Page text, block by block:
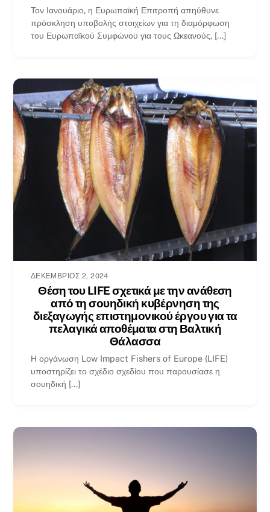
Τον Ιανουάριο, η Ευρωπαϊκή Επιτροπή απηύθυνε
πρόσκληση υποβολής στοιχείων για τη διαμόρφωση
του Ευρωπαϊκού Συμφώνου για τους Ωκεανούς, [...]
ΔΕΚΈΜΒΡΙΟΣ 2, 2024
Θέση του LIFE σχετικά με την ανάθεση
από τη σουηδική κυβέρνηση της
διεξαγωγής επιστημονικού έργου για τα
πελαγικά αποθέματα στη Βαλτική
Θάλασσα
Η οργάνωση Low Impact Fishers of Europe (LIFE)
υποστηρίζει το σχέδιο σχεδίου που παρουσίασε η
σουηδική [...]